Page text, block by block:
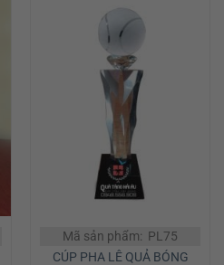
Mã sản phẩm: PL75
CÚP PHA LÊ QUẢ BÓNG